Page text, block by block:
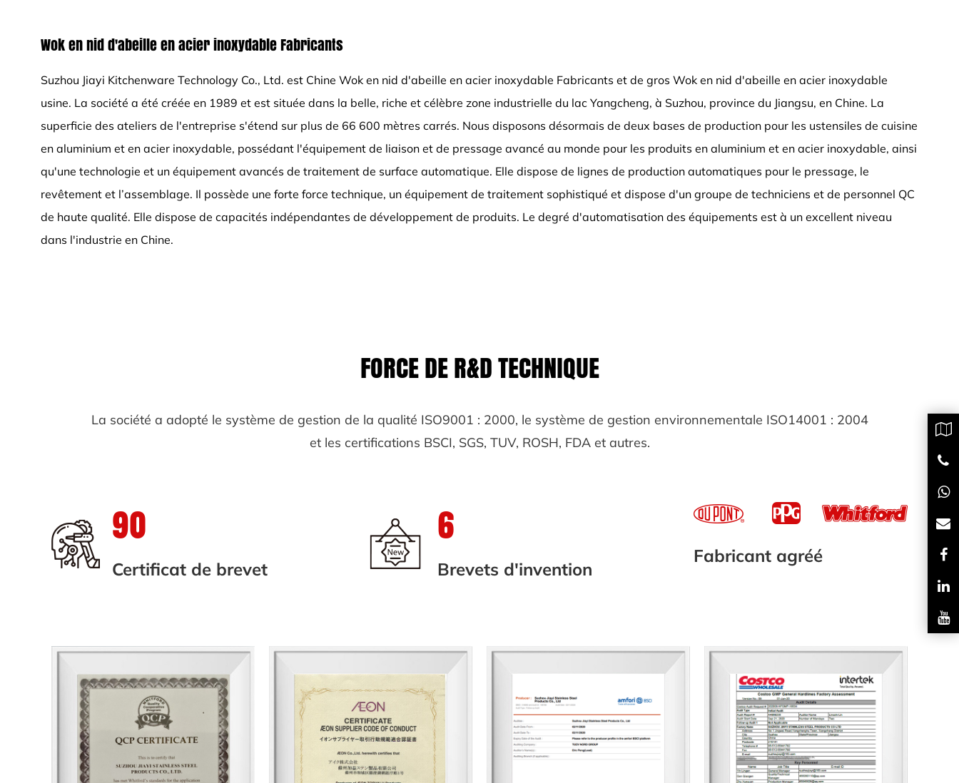
Wok en nid d'abeille en acier inoxydable Fabricants
Suzhou Jiayi Kitchenware Technology Co., Ltd. est Chine Wok en nid d'abeille en acier inoxydable Fabricants et de gros Wok en nid d'abeille en acier inoxydable
usine. La société a été créée en 1989 et est située dans la belle, riche et célèbre zone industrielle du lac Yangcheng, à Suzhou, province du Jiangsu, en Chine. La
superficie des ateliers de l'entreprise s'étend sur plus de 66 600 mètres carrés. Nous disposons désormais de deux bases de production pour les ustensiles de cuisine
en aluminium et en acier inoxydable, possédant l'équipement de liaison et de pressage avancé au monde pour les produits en aluminium et en acier inoxydable, ainsi
qu'une technologie et un équipement avancés de traitement de surface automatique. Elle dispose de lignes de production automatiques pour le pressage, le
revêtement et l’assemblage. Il possède une forte force technique, un équipement de traitement sophistiqué et dispose d'un groupe de techniciens et de personnel QC
de haute qualité. Elle dispose de capacités indépendantes de développement de produits. Le degré d'automatisation des équipements est à un excellent niveau
dans l'industrie en Chine.
FORCE DE R&D TECHNIQUE
La société a adopté le système de gestion de la qualité ISO9001 : 2000, le système de gestion environnementale ISO14001 : 2004
et les certifications BSCI, SGS, TUV, ROSH, FDA et autres.
90
Certificat de brevet
6
Brevets d'invention
Fabricant agréé